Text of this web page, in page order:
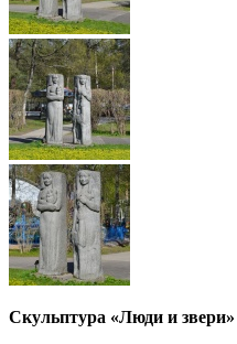
Скульптура «Люди и звери»